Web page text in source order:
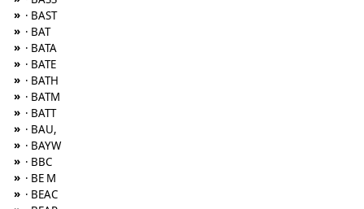
» · BAST
» · BAT
» · BATA
» · BATE
» · BATH
» · BATM
» · BATT
» · BAU,
» · BAYW
» · BBC
» · BE M
» · BEAC